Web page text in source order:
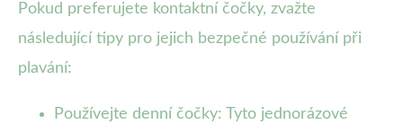
Pokud preferujete kontaktní čočky, zvažte
následující tipy pro jejich bezpečné používání při
plavání:
Používejte denní čočky: Tyto jednorázové